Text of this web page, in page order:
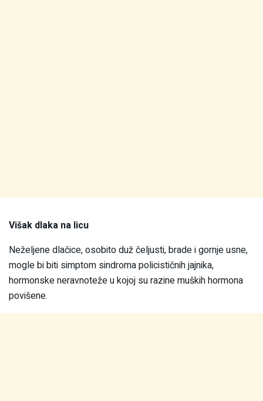
Višak dlaka na licu
Neželjene dlačice, osobito duž čeljusti, brade i gornje usne,
mogle bi biti simptom sindroma policističnih jajnika,
hormonske neravnoteže u kojoj su razine muških hormona
povišene.